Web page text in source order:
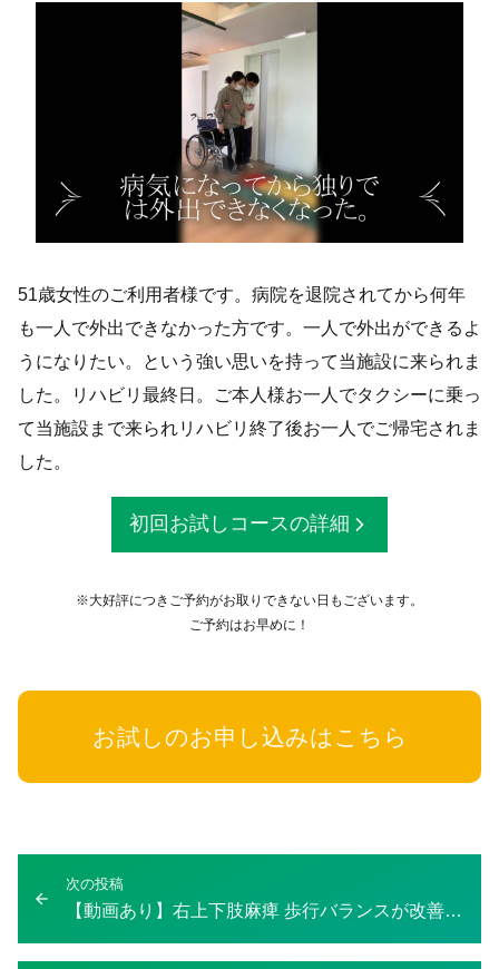
51歳女性のご利用者様です。病院を退院されてから何年
も一人で外出できなかった方です。一人で外出ができるよ
うになりたい。という強い思いを持って当施設に来られま
した。リハビリ最終日。ご本人様お一人でタクシーに乗っ
て当施設まで来られリハビリ終了後お一人でご帰宅されま
した。
初回お試しコースの詳細
※大好評につきご予約がお取りできない日もございます。
ご予約はお早めに！
お試しのお申し込みはこちら
ビ
次の投稿
投
【動画あり】右上下肢麻痺 歩行バランスが改善しカッコよく歩けるようになった！